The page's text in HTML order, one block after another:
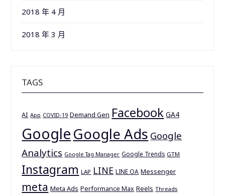
2018 年 4 月
2018 年 3 月
TAGS
AI App COVID-19 Demand Gen Facebook GA4
GoogleGoogle Ads Google
Analytics Google Tag Manager Google Trends GTM
Instagram LAP LINE LINE OA Messenger
meta Meta Ads Performance Max Reels Threads